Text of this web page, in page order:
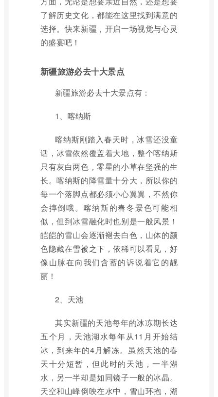
了解历史文化，都能在这里找到满意的
选择。快来新疆，开启一场视觉与心灵
的盛宴吧！
新疆旅游必去十大景点
新疆旅游必去十大景点有：
1、喀纳斯
喀纳斯刚踏入春天时，冰雪还没童
话，冰雪依然覆盖着大地，整个喀纳斯
只有灰白两色，零星的小草在坚强的生
长。喀纳斯的降雪量十分大，所以你的
每一个落脚点都必须小心翼翼，不然你
会摔倒哦。喀纳斯的春冬景色可能相
似，但到冰雪融化时也别是一般风景！
皑皑的雪山会逐渐褪去白色，山体的颜
色隐藏在雪被之下，依稀可以看见，好
像山脉在向我们含蓄的诉说着它的靓
丽！
2、天池
其实新疆的天池每年的冰冻期长达
五个月，天池湖水每年从11月开始结
冰，到来年的4月解冻。虽然天池的春
天十分短暂，但此时的天池，一半湖
水，另一半却是如同镜子一般的冰晶。
天空和山峰倒映在水中，雪山环抱，湖